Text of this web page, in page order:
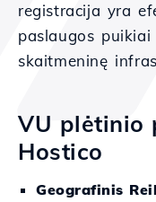
registracija yra
paslaugos
skaitmeninę
VU plėtinio
Hostico
Geografinis